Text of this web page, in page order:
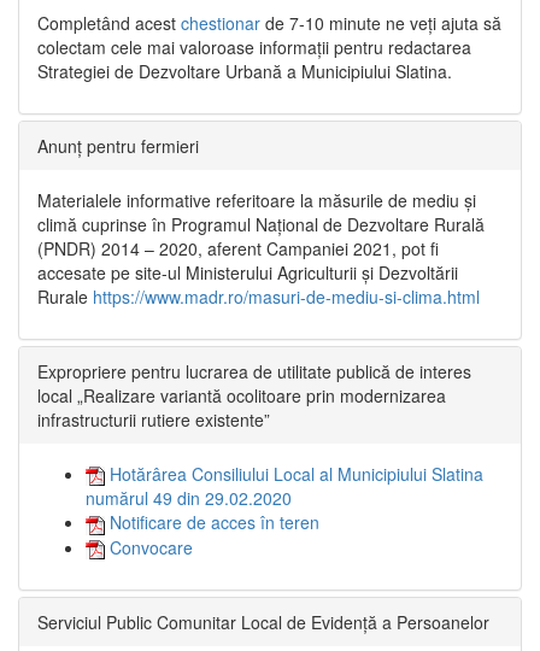
Completând acest chestionar de 7-10 minute ne veți ajuta să
colectam cele mai valoroase informații pentru redactarea
Strategiei de Dezvoltare Urbană a Municipiului Slatina.
Anunț pentru fermieri
Materialele informative referitoare la măsurile de mediu și
climă cuprinse în Programul Național de Dezvoltare Rurală
(PNDR) 2014 – 2020, aferent Campaniei 2021, pot fi
accesate pe site-ul Ministerului Agriculturii și Dezvoltării
Rurale https://www.madr.ro/masuri-de-mediu-si-clima.html
Expropriere pentru lucrarea de utilitate publică de interes
local „Realizare variantă ocolitoare prin modernizarea
infrastructurii rutiere existente”
Hotărârea Consiliului Local al Municipiului Slatina
numărul 49 din 29.02.2020
Notificare de acces în teren
Convocare
Serviciul Public Comunitar Local de Evidență a Persoanelor